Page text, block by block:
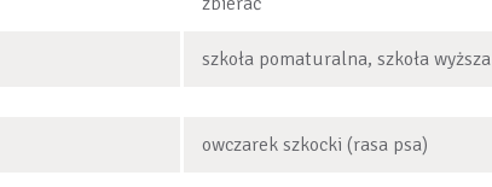
szkoła pomaturalna, szkoła wyższa
owczarek szkocki (rasa psa)